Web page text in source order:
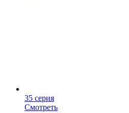
35 серия
Смотреть